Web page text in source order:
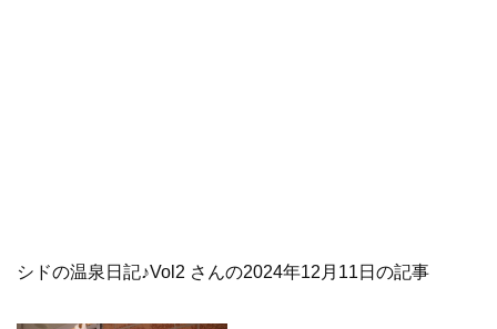
シドの温泉日記♪Vol2 さんの2024年12月11日の記事